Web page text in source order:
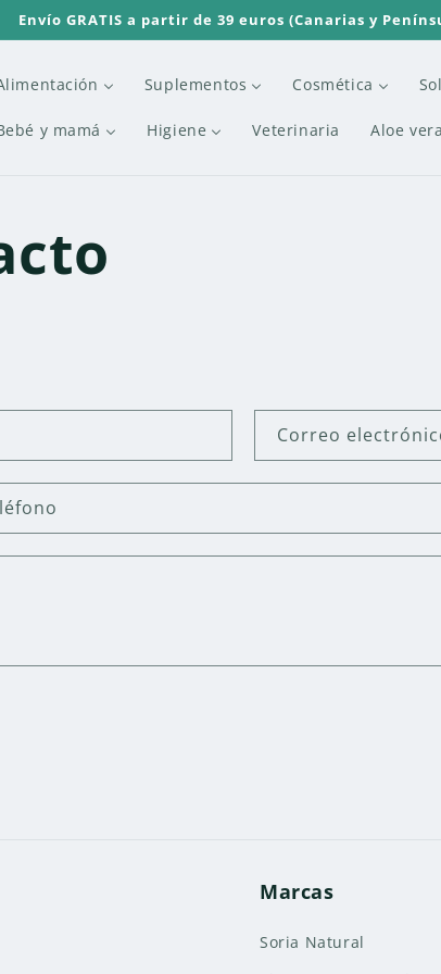
Envío GRATIS a partir de 39 euros (Canarias y
Suplementos Cosmética
y mamá Higiene Veterinaria Aloe vera
Correo
Marcas
Soria Natural